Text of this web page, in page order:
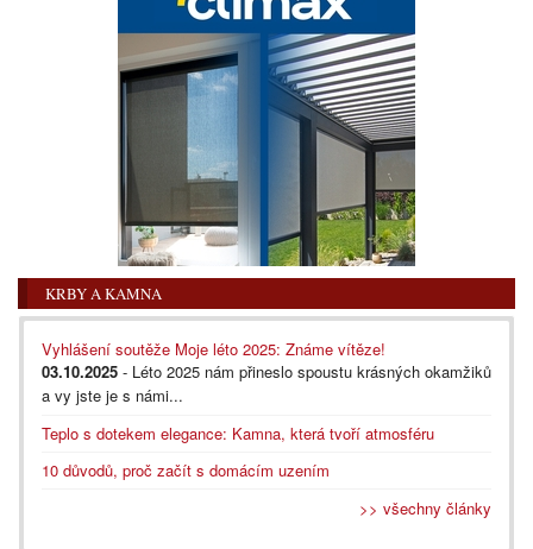
KRBY A KAMNA
Vyhlášení soutěže Moje léto 2025: Známe vítěze!
03.10.2025 - Léto 2025 nám přineslo spoustu krásných okamžiků
a vy jste je s námi...
Teplo s dotekem elegance: Kamna, která tvoří atmosféru
10 důvodů, proč začít s domácím uzením
>> všechny články